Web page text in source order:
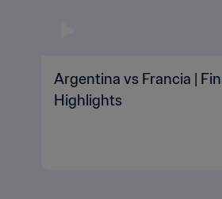
Argentina vs Francia |
Highlights